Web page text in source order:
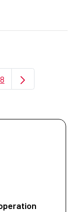
Use TAB to
Page
8